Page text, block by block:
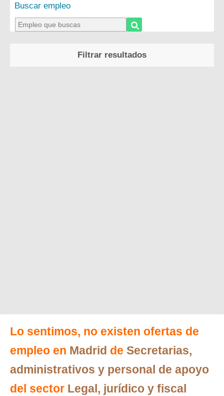
Buscar empleo
Filtrar resultados
Lo sentimos, no existen ofertas de
empleo en Madrid de Secretarias,
administrativos y personal de apoyo
del sector Legal, jurídico y fiscal